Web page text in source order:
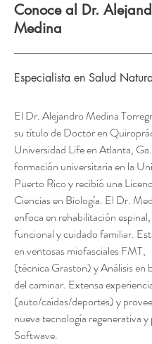
Conoce al Dr.
Medina
Especialista en Salud Natural
El Dr. Alejandro Medina
su título de Doctor en
Universidad Life en Atlanta,
formación universitaria en la
Puerto Rico y recibió una
Ciencias en Biología. El Dr.
enfoca en rehabilitación
funcional y cuidado familiar.
en ventosas miofasciales
(técnica Graston) y Análisis en
del caminar. Extensa
(auto/caídas/deportes) y
nueva tecnología regenerativa
Softwave.